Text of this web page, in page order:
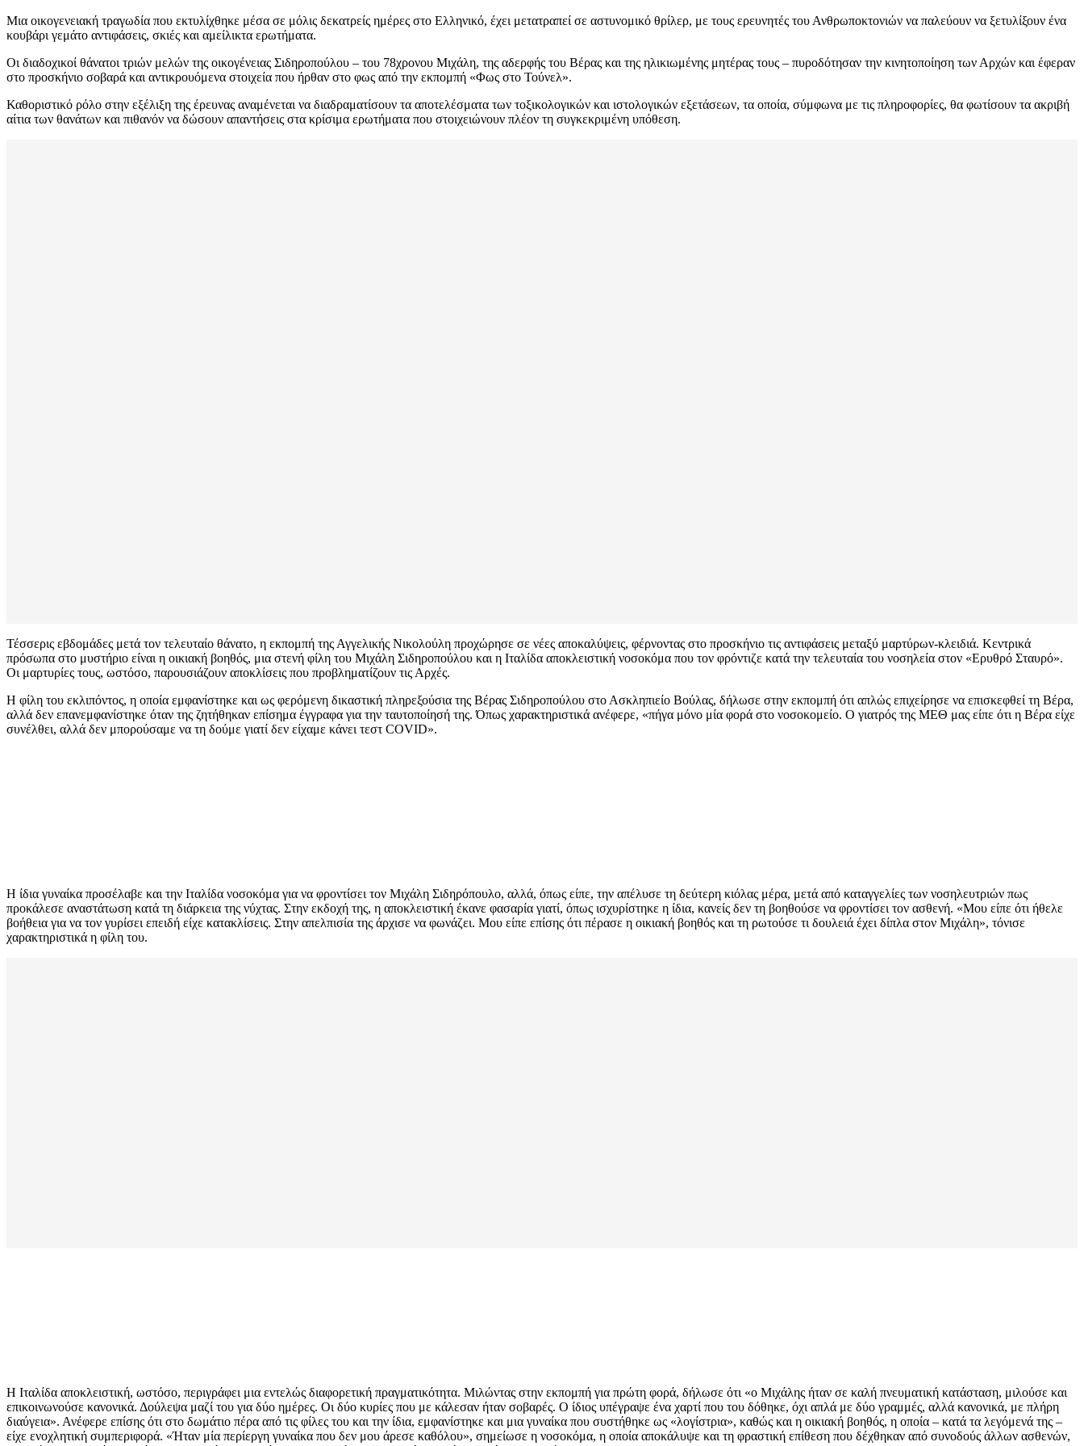
Μια οικογενειακή τραγωδία που εκτυλίχθηκε μέσα σε μόλις δεκατρείς ημέρες στο Ελληνικό, έχει μετατραπεί σε αστυνομικό θρίλερ, με τους ερευνητές του Ανθρωποκτονιών να παλεύουν να ξετυλίξουν ένα
κουβάρι γεμάτο αντιφάσεις, σκιές και αμείλικτα ερωτήματα.
Οι διαδοχικοί θάνατοι τριών μελών της οικογένειας Σιδηροπούλου – του 78χρονου Μιχάλη, της αδερφής του Βέρας και της ηλικιωμένης μητέρας τους – πυροδότησαν την κινητοποίηση των Αρχών και έφεραν
στο προσκήνιο σοβαρά και αντικρουόμενα στοιχεία που ήρθαν στο φως από την εκπομπή «Φως στο Τούνελ».
Καθοριστικό ρόλο στην εξέλιξη της έρευνας αναμένεται να διαδραματίσουν τα αποτελέσματα των τοξικολογικών και ιστολογικών εξετάσεων, τα οποία, σύμφωνα με τις πληροφορίες, θα φωτίσουν τα ακριβή
αίτια των θανάτων και πιθανόν να δώσουν απαντήσεις στα κρίσιμα ερωτήματα που στοιχειώνουν πλέον τη συγκεκριμένη υπόθεση.
Τέσσερις εβδομάδες μετά τον τελευταίο θάνατο, η εκπομπή της Αγγελικής Νικολούλη προχώρησε σε νέες αποκαλύψεις, φέρνοντας στο προσκήνιο τις αντιφάσεις μεταξύ μαρτύρων-κλειδιά. Κεντρικά
πρόσωπα στο μυστήριο είναι η οικιακή βοηθός, μια στενή φίλη του Μιχάλη Σιδηροπούλου και η Ιταλίδα αποκλειστική νοσοκόμα που τον φρόντιζε κατά την τελευταία του νοσηλεία στον «Ερυθρό Σταυρό».
Οι μαρτυρίες τους, ωστόσο, παρουσιάζουν αποκλίσεις που προβληματίζουν τις Αρχές.
Η φίλη του εκλιπόντος, η οποία εμφανίστηκε και ως φερόμενη δικαστική πληρεξούσια της Βέρας Σιδηροπούλου στο Ασκληπιείο Βούλας, δήλωσε στην εκπομπή ότι απλώς επιχείρησε να επισκεφθεί τη Βέρα,
αλλά δεν επανεμφανίστηκε όταν της ζητήθηκαν επίσημα έγγραφα για την ταυτοποίησή της. Όπως χαρακτηριστικά ανέφερε, «πήγα μόνο μία φορά στο νοσοκομείο. Ο γιατρός της ΜΕΘ μας είπε ότι η Βέρα είχε
συνέλθει, αλλά δεν μπορούσαμε να τη δούμε γιατί δεν είχαμε κάνει τεστ COVID».
Η ίδια γυναίκα προσέλαβε και την Ιταλίδα νοσοκόμα για να φροντίσει τον Μιχάλη Σιδηρόπουλο, αλλά, όπως είπε, την απέλυσε τη δεύτερη κιόλας μέρα, μετά από καταγγελίες των νοσηλευτριών πως
προκάλεσε αναστάτωση κατά τη διάρκεια της νύχτας. Στην εκδοχή της, η αποκλειστική έκανε φασαρία γιατί, όπως ισχυρίστηκε η ίδια, κανείς δεν τη βοηθούσε να φροντίσει τον ασθενή. «Μου είπε ότι ήθελε
βοήθεια για να τον γυρίσει επειδή είχε κατακλίσεις. Στην απελπισία της άρχισε να φωνάζει. Μου είπε επίσης ότι πέρασε η οικιακή βοηθός και τη ρωτούσε τι δουλειά έχει δίπλα στον Μιχάλη», τόνισε
χαρακτηριστικά η φίλη του.
Η Ιταλίδα αποκλειστική, ωστόσο, περιγράφει μια εντελώς διαφορετική πραγματικότητα. Μιλώντας στην εκπομπή για πρώτη φορά, δήλωσε ότι «ο Μιχάλης ήταν σε καλή πνευματική κατάσταση, μιλούσε και
επικοινωνούσε κανονικά. Δούλεψα μαζί του για δύο ημέρες. Οι δύο κυρίες που με κάλεσαν ήταν σοβαρές. Ο ίδιος υπέγραψε ένα χαρτί που του δόθηκε, όχι απλά με δύο γραμμές, αλλά κανονικά, με πλήρη
διαύγεια». Ανέφερε επίσης ότι στο δωμάτιο πέρα από τις φίλες του και την ίδια, εμφανίστηκε και μια γυναίκα που συστήθηκε ως «λογίστρια», καθώς και η οικιακή βοηθός, η οποία – κατά τα λεγόμενά της –
είχε ενοχλητική συμπεριφορά. «Ήταν μία περίεργη γυναίκα που δεν μου άρεσε καθόλου», σημείωσε η νοσοκόμα, η οποία αποκάλυψε και τη φραστική επίθεση που δέχθηκαν από συνοδούς άλλων ασθενών,